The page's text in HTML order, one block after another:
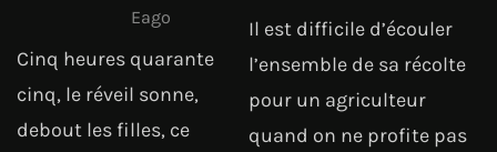
Eago
Cinq heures quarante
cinq, le réveil sonne,
debout les filles, ce
Il est difficile d’écouler
l’ensemble de sa récolte
pour un agriculteur
quand on ne profite pas